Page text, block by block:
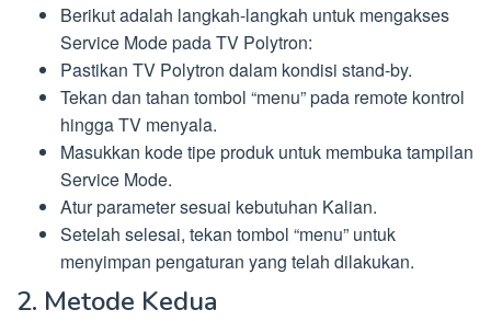
Berikut adalah langkah-langkah untuk mengakses
Service Mode pada TV Polytron:
Pastikan TV Polytron dalam kondisi stand-by.
Tekan dan tahan tombol “menu” pada remote kontrol
hingga TV menyala.
Masukkan kode tipe produk untuk membuka tampilan
Service Mode.
Atur parameter sesuai kebutuhan Kalian.
Setelah selesai, tekan tombol “menu” untuk
menyimpan pengaturan yang telah dilakukan.
2. Metode Kedua